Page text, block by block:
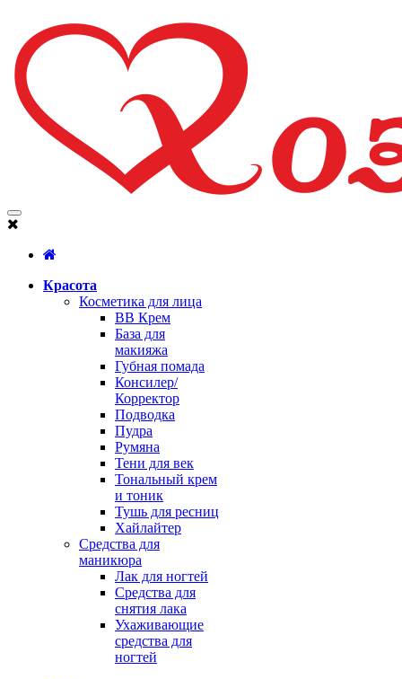
Красота
Косметика для лица
BB Крем
База для
макияжа
Губная помада
Консилер/
Корректор
Подводка
Пудра
Румяна
Тени для век
Тональный крем
и тоник
Тушь для ресниц
Хайлайтер
Средства для
маникюра
Лак для ногтей
Средства для
снятия лака
Ухаживающие
средства для
ногтей